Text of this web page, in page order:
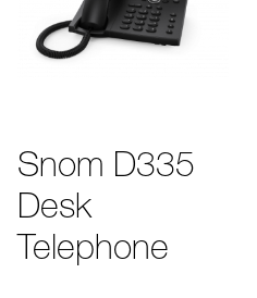
Snom D335
Desk
Telephone